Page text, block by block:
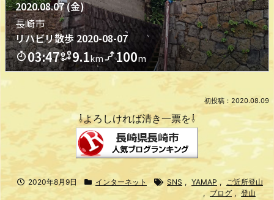
初投稿：2020.08.09
⇩よろしければ清き一票を⇩
2020年8月9日 インターネット SNS , YAMAP ,
ご近所登山
,
ブログ , 登山